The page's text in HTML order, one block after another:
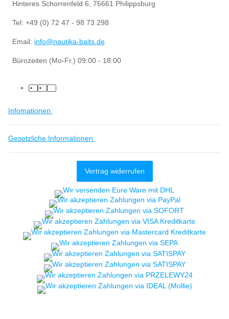
Hinteres Schorrenfeld 6, 76661 Philippsburg
Tel: +49 (0) 72 47 - 98 73 298
Email: info@nautika-baits.de
Bürozeiten (Mo-Fr.) 09:00 - 18:00
Infomationen
Gesetzliche Informationen
Vertrag widerrufen